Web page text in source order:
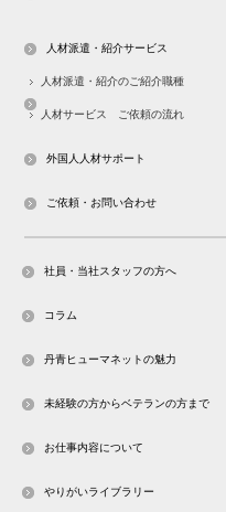
人材派遣・紹介サービス
人材派遣・紹介のご紹介職種
人材サービス ご依頼の流れ
外国人人材サポート
ご依頼・お問い合わせ
社員・当社スタッフの方へ
コラム
丹青ヒューマネットの魅力
未経験の方からベテランの方まで
お仕事内容について
やりがいライブラリー